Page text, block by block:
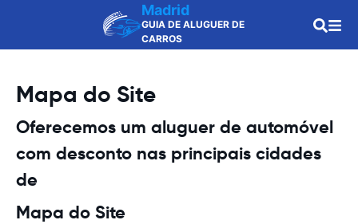
Madrid
GUIA DE ALUGUER DE
CARROS
Mapa do Site
Oferecemos um aluguer de automóvel
com desconto nas principais cidades
de
Mapa do Site